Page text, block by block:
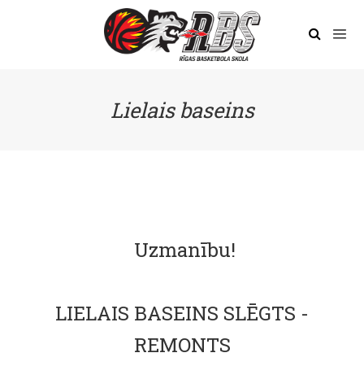
Lielais baseins
Uzmanību!
LIELAIS BASEINS SLĒGTS -
REMONTS